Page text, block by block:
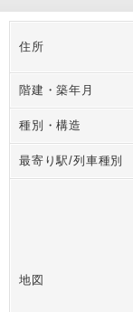
住所
階建・築年月
種別・構造
最寄り駅/列車種別
地図